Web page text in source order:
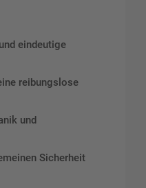
eindeutige
reibungslose
und
Sicherheit